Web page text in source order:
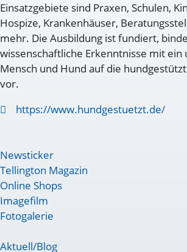
Einsatzgebiete sind Praxen, Schulen,
Hospize, Krankenhäuser,
mehr. Die Ausbildung ist fundiert,
wissenschaftliche Erkenntnisse mit
Mensch und Hund auf die
vor.
https://www.hundgestuetzt.de/
Newsticker
Tellington Magazin
Online Shops
Imagefilm
Fotogalerie
Aktuell/Blog